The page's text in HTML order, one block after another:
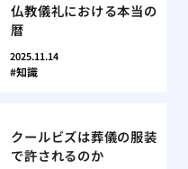
仏教儀礼における本当の
暦
2025.11.14
知識
クールビズは葬儀の服装
で許されるのか